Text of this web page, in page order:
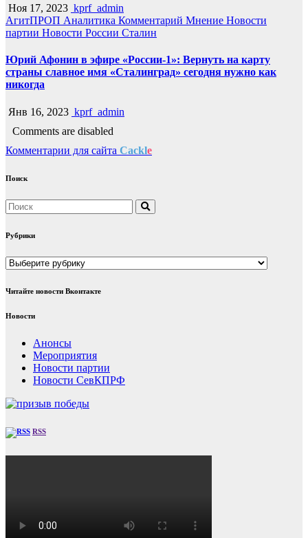
Ноя 17, 2023 kprf_admin
АгитПРОП Аналитика Комментарий Мнение Новости
партии Новости России Сталин
Юрий Афонин в эфире «России-1»: Вернуть на карту
страны славное имя «Сталинград» сегодня нужно как
никогда
Янв 16, 2023 kprf_admin
Comments are disabled
Комментарии для сайта Cackle
Поиск
Рубрики
Рубрики
Читайте новости Вконтакте
Новости
Анонсы
Мероприятия
Новости партии
Новости СевКПРФ
RSS